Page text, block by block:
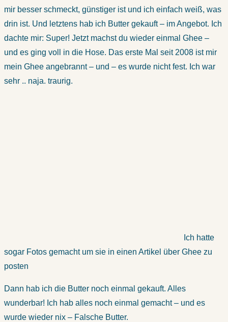
mir besser schmeckt, günstiger ist und ich einfach weiß, was
drin ist. Und letztens hab ich Butter gekauft – im Angebot. Ich
dachte mir: Super! Jetzt machst du wieder einmal Ghee –
und es ging voll in die Hose. Das erste Mal seit 2008 ist mir
mein Ghee angebrannt – und – es wurde nicht fest. Ich war
sehr .. naja. traurig.
Ich hatte
sogar Fotos gemacht um sie in einen Artikel über Ghee zu
posten
Dann hab ich die Butter noch einmal gekauft. Alles
wunderbar! Ich hab alles noch einmal gemacht – und es
wurde wieder nix – Falsche Butter.